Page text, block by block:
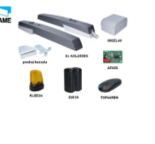
0020